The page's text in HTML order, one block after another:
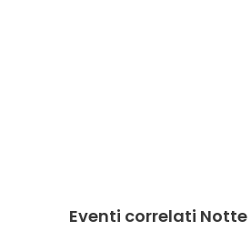
Eventi correlati Notte